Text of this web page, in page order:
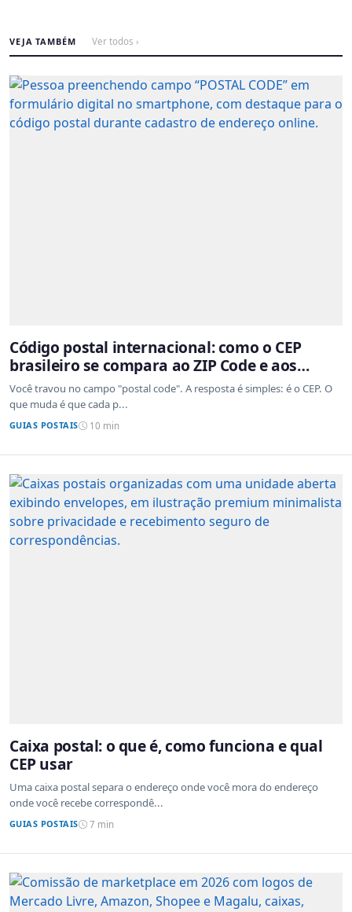
VEJA TAMBÉM Ver todos ›
Código postal internacional: como o CEP
brasileiro se compara ao ZIP Code e aos
sistemas de outros países
Você travou no campo "postal code". A resposta é simples: é o CEP. O
que muda é que cada p...
GUIAS POSTAIS 10 min
Caixa postal: o que é, como funciona e qual
CEP usar
Uma caixa postal separa o endereço onde você mora do endereço
onde você recebe correspondê...
GUIAS POSTAIS 7 min